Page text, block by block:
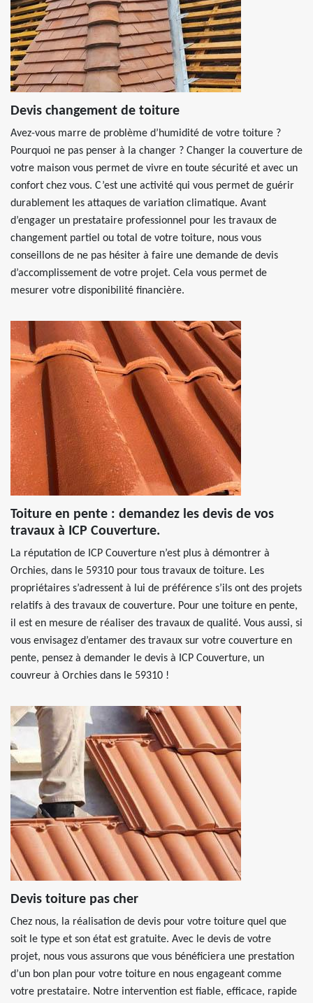
Devis changement de toiture
Avez-vous marre de problème d’humidité de votre toiture ?
Pourquoi ne pas penser à la changer ? Changer la couverture de
votre maison vous permet de vivre en toute sécurité et avec un
confort chez vous. C’est une activité qui vous permet de guérir
durablement les attaques de variation climatique. Avant
d’engager un prestataire professionnel pour les travaux de
changement partiel ou total de votre toiture, nous vous
conseillons de ne pas hésiter à faire une demande de devis
d’accomplissement de votre projet. Cela vous permet de
mesurer votre disponibilité financière.
Toiture en pente : demandez les devis de vos
travaux à ICP Couverture.
La réputation de ICP Couverture n’est plus à démontrer à
Orchies, dans le 59310 pour tous travaux de toiture. Les
propriétaires s’adressent à lui de préférence s’ils ont des projets
relatifs à des travaux de couverture. Pour une toiture en pente,
il est en mesure de réaliser des travaux de qualité. Vous aussi, si
vous envisagez d’entamer des travaux sur votre couverture en
pente, pensez à demander le devis à ICP Couverture, un
couvreur à Orchies dans le 59310 !
Devis toiture pas cher
Chez nous, la réalisation de devis pour votre toiture quel que
soit le type et son état est gratuite. Avec le devis de votre
projet, nous vous assurons que vous bénéficiera une prestation
d’un bon plan pour votre toiture en nous engageant comme
votre prestataire. Notre intervention est fiable, efficace, rapide